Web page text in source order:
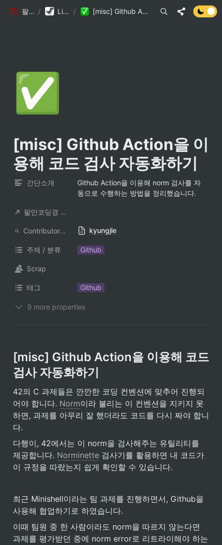
팔만코딩경 / Library DB / [misc] Github Action을 이용해 코드 검사 자동화하기
✅
[misc] Github Action을 이
용해 코드 검사 자동화하기
간단소개
Github Action을 이용해 norm 검사를 자
동으로 수행하는 방법을 정리했습니다.
팔만코딩경 컨트리뷰터
ContributorNotionAccount kyungjle
주제 / 분류 Github
Scrap
태그 Github
9 more properties
[misc] Github Action을 이용해 코드
검사 자동화하기
42의 C 과제들은 깐깐한 코딩 컨벤션에 맞추어 진행되
어야 합니다. Norm이라 불리는 이 컨벤션을 지키지 못
하면, 과제를 아무리 잘 했더라도 코드를 다시 짜야 합니
다.
다행이, 42에서는 이 norm을 검사해주는 유틸리티를
제공합니다. Norminette 검사기를 활용하면 내 코드가
이 규정을 따랐는지 쉽게 확인할 수 있습니다.
최근 Minishell이라는 팀 과제를 진행하면서, Github을
사용해 협업하기로 하였습니다.
이때 팀원 중 한 사람이라도 norm을 따르지 않는다면
과제를 평가받던 중에 norm error로 리트라이해야 하는